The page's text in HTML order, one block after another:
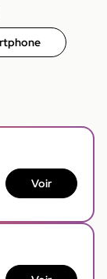
Voir